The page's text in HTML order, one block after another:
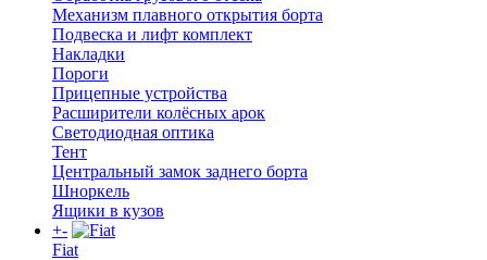
Механизм плавного открытия борта
Подвеска и лифт комплект
Накладки
Пороги
Прицепные устройства
Расширители колёсных арок
Светодиодная оптика
Тент
Центральный замок заднего борта
Шноркель
Ящики в кузов
+-
Fiat